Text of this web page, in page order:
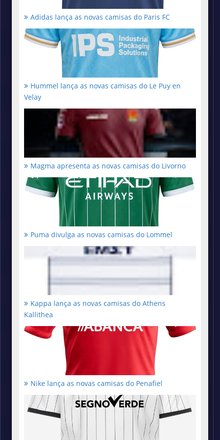
Adidas lança as novas camisas do Paris FC
Hummel lança as novas camisas do Le Puy en
Velay
Magma apresenta as novas camisas do Livorno
Puma divulga as novas camisas do Lommel
Kappa lança as novas camisas do Athens
Kallithea
Nike lança as novas camisas do Penafiel